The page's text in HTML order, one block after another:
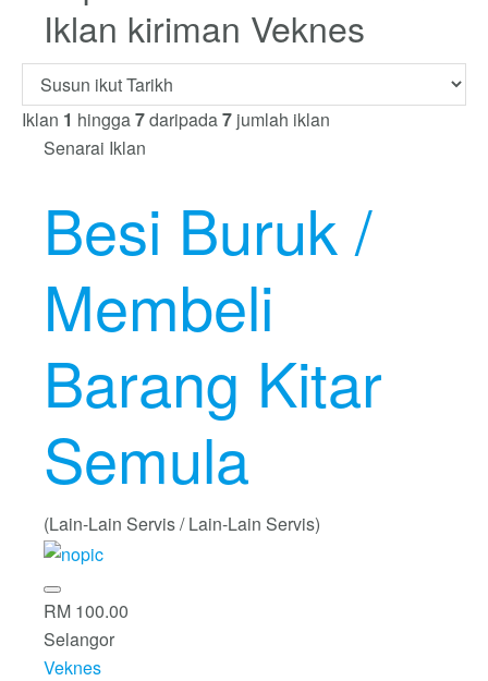
Iklan kiriman Veknes
Iklan 1 hingga7daripada7 jumlah iklan
Senarai Iklan
Besi Buruk /
Membeli
Barang Kitar
Semula
(Lain-Lain Servis / Lain-Lain Servis)
RM 100.00
Selangor
Veknes